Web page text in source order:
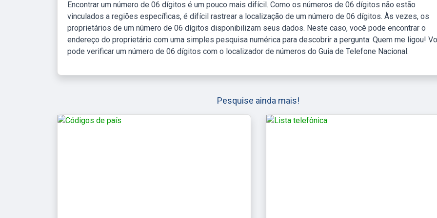
Encontrar um número de 06 dígitos é um pouco mais difícil. Como os números de 06 dígitos não estão
vinculados a regiões específicas, é difícil rastrear a localização de um número de 06 dígitos. Às vezes, os
proprietários de um número de 06 dígitos disponibilizam seus dados. Neste caso, você pode encontrar o
endereço do proprietário com uma simples pesquisa numérica para descobrir a pergunta: Quem me ligou!
pode verificar um número de 06 dígitos com o localizador de números do Guia de Telefone Nacional.
Pesquise ainda mais!